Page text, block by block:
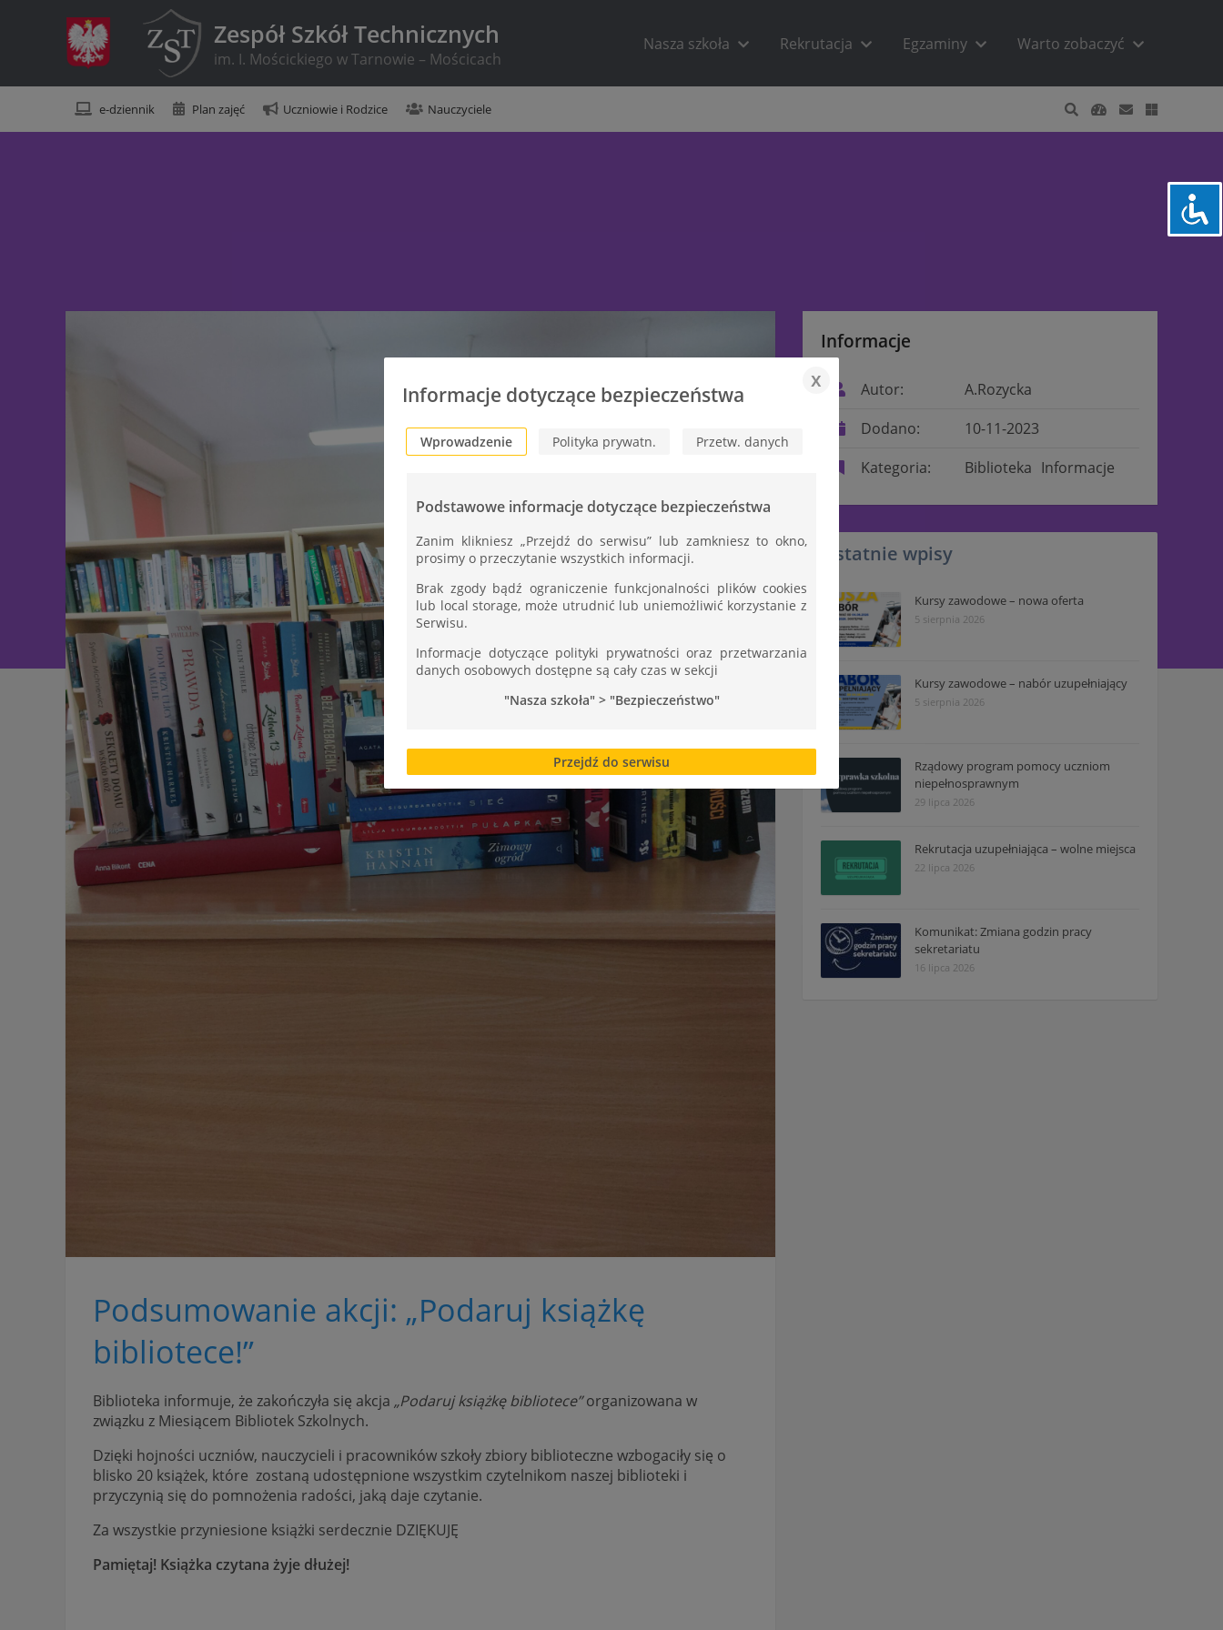
Zespół Szkół Technicznych
im. I. Mościckiego w Tarnowie – Mościcach
Nasza szkoła Rekrutacja Egzaminy Warto zobaczyć
e-dziennik Plan zajęć Uczniowie i Rodzice Nauczyciele
Podsumowanie akcji: „Podaruj książkę
bibliotece!”
Biblioteka informuje, że zakończyła się akcja „Podaruj książkę bibliotece”organizowana w
związku z Miesiącem Bibliotek Szkolnych.
Dzięki hojności uczniów, nauczycieli i pracowników szkoły zbiory biblioteczne wzbogaciły się o
blisko 20 książek, które zostaną udostępnione wszystkim czytelnikom naszej biblioteki i
przyczynią się do pomnożenia radości, jaką daje czytanie.
Za wszystkie przyniesione książki serdecznie DZIĘKUJĘ
Pamiętaj! Książka czytana żyje dłużej!
Informacje
Autor:
A.Rozycka
Dodano:
10-11-2023
Kategoria:
Biblioteka Informacje
Ostatnie wpisy
Kursy zawodowe – nowa oferta
5 sierpnia 2026
Kursy zawodowe – nabór uzupełniający
5 sierpnia 2026
Rządowy program pomocy uczniom
niepełnosprawnym
29 lipca 2026
Rekrutacja uzupełniająca – wolne miejsca
22 lipca 2026
Komunikat: Zmiana godzin pracy
sekretariatu
16 lipca 2026
Informacje dotyczące bezpieczeństwa
x
Wprowadzenie Polityka prywatn. Przetw. danych
Podstawowe informacje dotyczące bezpieczeństwa
Zanim klikniesz „Przejdź do serwisu” lub zamkniesz to okno,
prosimy o przeczytanie wszystkich informacji.
Brak zgody bądź ograniczenie funkcjonalności plików cookies
lub local storage, może utrudnić lub uniemożliwić korzystanie z
Serwisu.
Informacje dotyczące polityki prywatności oraz przetwarzania
danych osobowych dostępne są cały czas w sekcji
"Nasza szkoła" > "Bezpieczeństwo"
Przejdź do serwisu